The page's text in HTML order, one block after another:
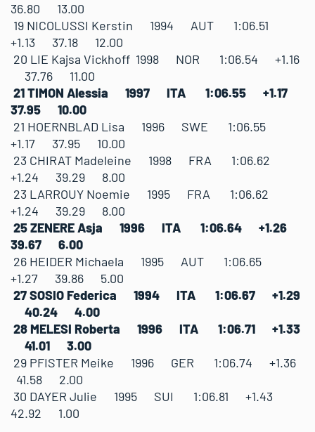
36.80 13.00
19 NICOLUSSI Kerstin 1994 AUT 1:06.51
+1.13 37.18 12.00
20 LIE Kajsa Vickhoff 1998 NOR 1:06.54 +1.16
37.76 11.00
21 TIMON Alessia 1997 ITA 1:06.55 +1.17
37.95 10.00
21 HOERNBLAD Lisa 1996 SWE 1:06.55
+1.17 37.95 10.00
23 CHIRAT Madeleine 1998 FRA 1:06.62
+1.24 39.29 8.00
23 LARROUY Noemie 1995 FRA 1:06.62
+1.24 39.29 8.00
25 ZENERE Asja 1996 ITA 1:06.64 +1.26
39.67 6.00
26 HEIDER Michaela 1995 AUT 1:06.65
+1.27 39.86 5.00
27 SOSIO Federica 1994 ITA 1:06.67 +1.29
40.24 4.00
28 MELESI Roberta 1996 ITA 1:06.71 +1.33
41.01 3.00
29 PFISTER Meike 1996 GER 1:06.74 +1.36
41.58 2.00
30 DAYER Julie 1995 SUI 1:06.81 +1.43
42.92 1.00